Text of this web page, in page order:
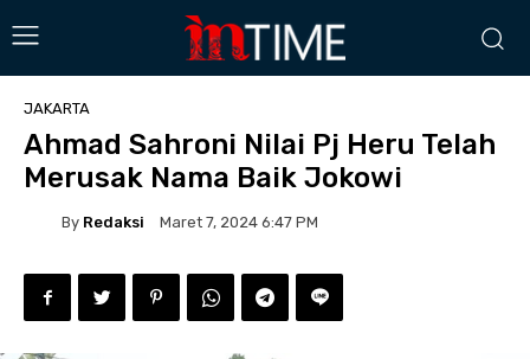
JAKARTA
Ahmad Sahroni Nilai Pj Heru Telah
Merusak Nama Baik Jokowi
By Redaksi Maret 7, 2024 6:47 PM